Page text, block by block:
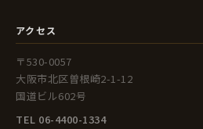
アクセス
〒530-0057
大阪市北区曽根崎2-1-12
国道ビル602号
TEL 06-4400-1334